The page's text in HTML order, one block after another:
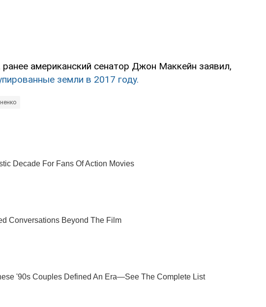
американский сенатор Джон Маккейн заявил,
земли в 2017 году.